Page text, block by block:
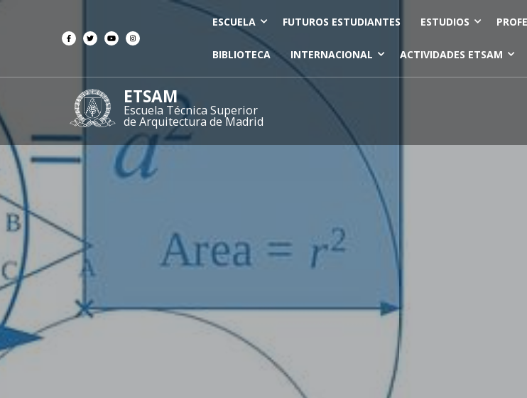
ESCUELA FUTUROS ESTUDIANTES ESTUDIOS
BIBLIOTECA INTERNACIONAL ACTIVIDADES ETSAM
ETSAM
Escuela Técnica Superior
de Arquitectura de Madrid